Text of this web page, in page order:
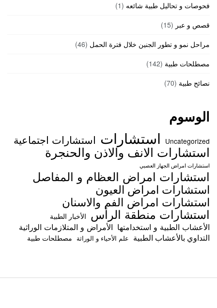
فحوصات و تحاليل طبية شائعه (1)
قصص و عبر (15)
مراحل نمو و تطور الجنين خلال فترة الحمل (46)
مصطلحات طبية (142)
نصائح طبية (70)
الوسوم
Uncategorized استشارات استشارات اجتماعية
استشارات الانف والاذن والحنجرة
استشارات امراض الجهاز العصبي
استشارات امراض العظام و المفاصل
استشارات امراض العيون
استشارات امراض الفم والاسنان
استشارات منطقة الرأس الأخبار الطبية
الأعشاب الطبية و استخدامتها الأمراض و المتلازمات الوراثية
التداوي بالأعشاب الطبية علم الأحياء و الوراثة مصطلحات طبية